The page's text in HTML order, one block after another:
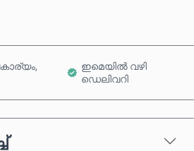
ഇമെയിൽ വഴി
ഡെലിവറി